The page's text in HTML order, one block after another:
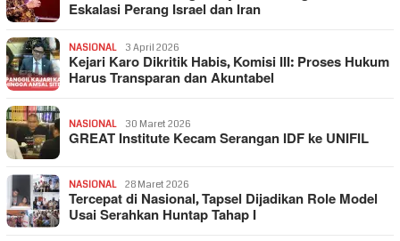
Eskalasi Perang Israel dan Iran
NASIONAL 3 April 2026
Kejari Karo Dikritik Habis, Komisi III: Proses Hukum
Harus Transparan dan Akuntabel
NASIONAL 30 Maret 2026
GREAT Institute Kecam Serangan IDF ke UNIFIL
NASIONAL 28 Maret 2026
Tercepat di Nasional, Tapsel Dijadikan Role Model
Usai Serahkan Huntap Tahap I